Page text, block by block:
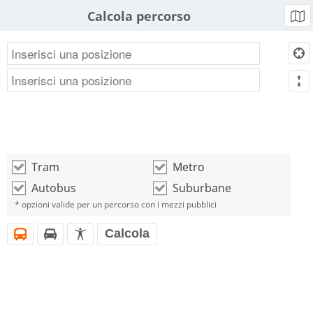
Calcola percorso b
d
m
o Tram o Metro
o Autobus o Suburbane
* opzioni valide per un percorso con i mezzi pubblici
i h l Calcola